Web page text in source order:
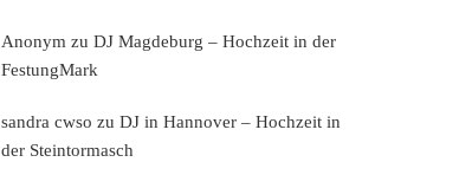
Anonym zu DJ Magdeburg – Hochzeit in der
FestungMark
sandra cwso zu DJ in Hannover – Hochzeit in
der Steintormasch